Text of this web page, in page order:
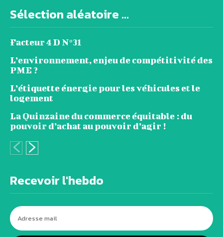
Sélection aléatoire ...
Facteur 4 D N°31
L’environnement, enjeu de compétitivité des
PME ?
L’étiquette énergie pour les véhicules et le
logement
La Quinzaine du commerce équitable : du
pouvoir d’achat au pouvoir d’agir !
Recevoir l'hebdo